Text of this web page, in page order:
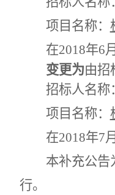
项目名称：
在2018年6月
变更为由招
招标人名称：
项目名称：
在2018年7月
本补充公告
行。